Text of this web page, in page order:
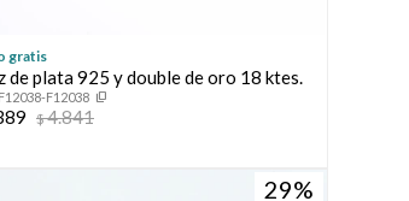
gratis
de plata 925 y double de oro 18 ktes.
F12038-F12038
$4.841
29